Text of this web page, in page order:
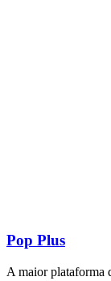
Pop Plus
A maior plataforma